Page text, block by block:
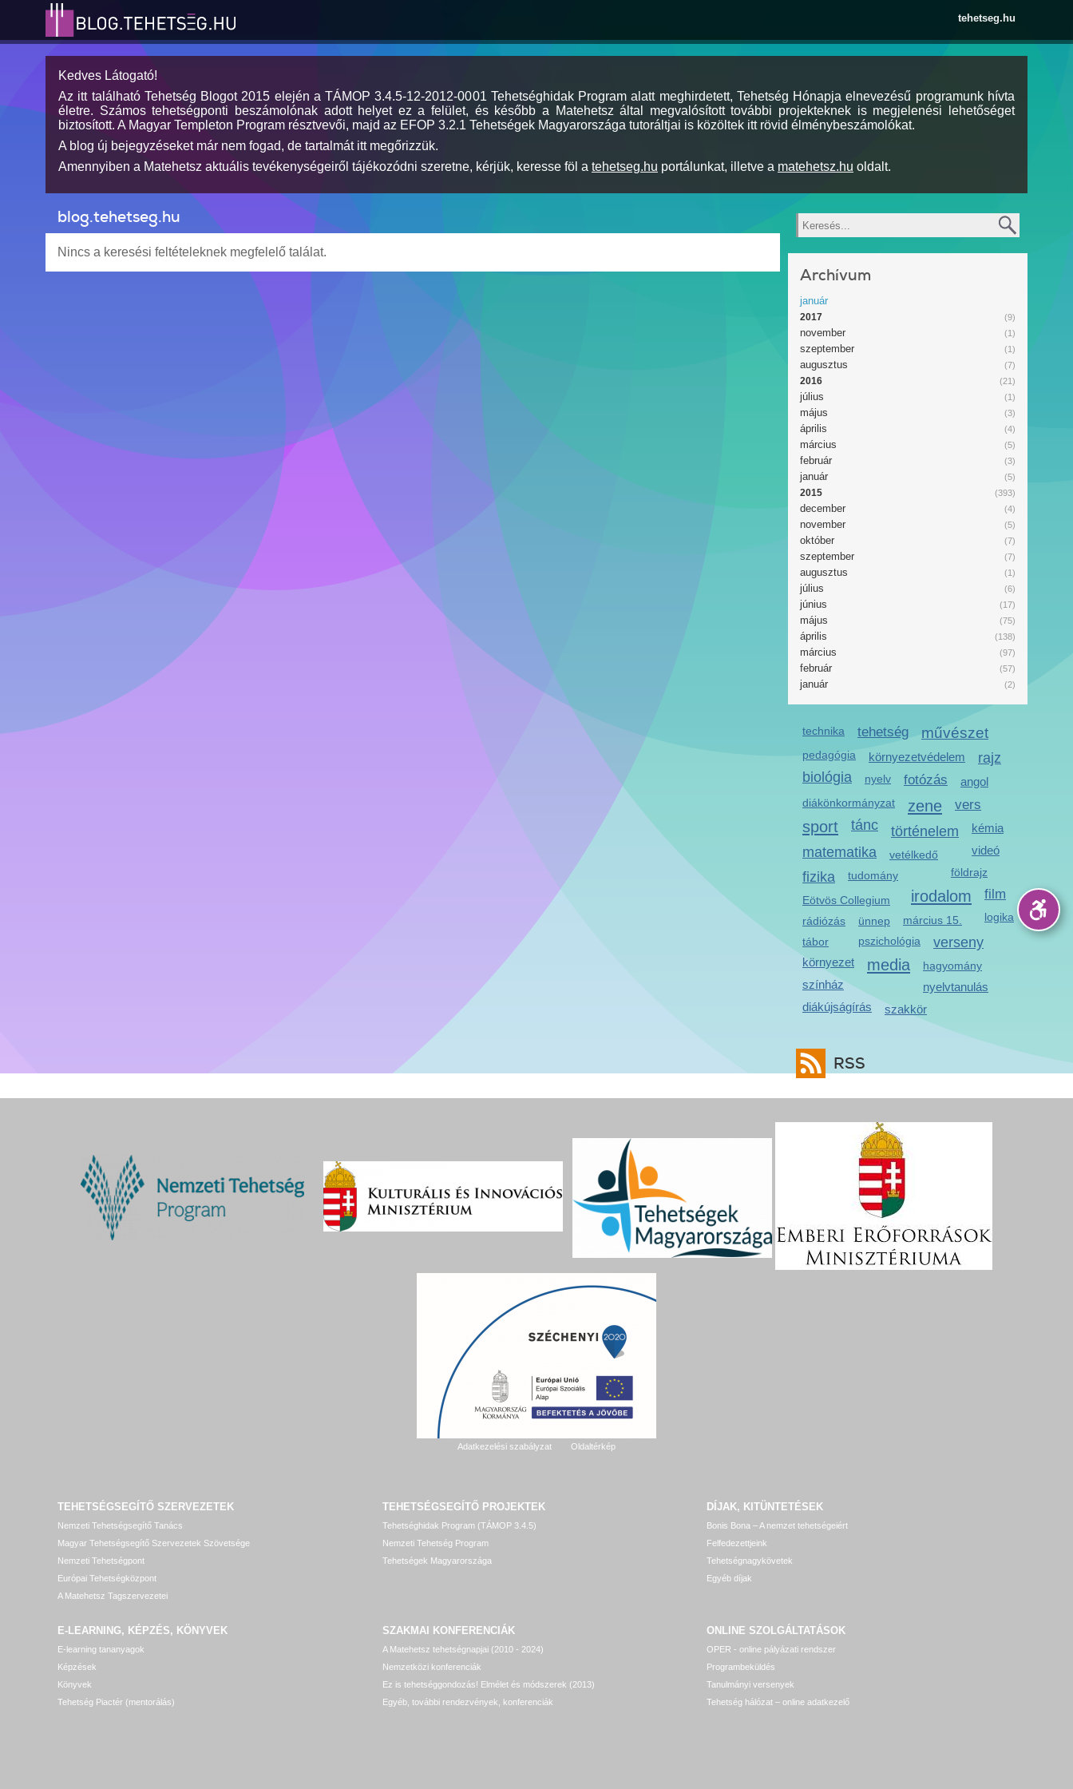
tehetseg.hu
Kedves Látogató!
Az itt található Tehetség Blogot 2015 elején a TÁMOP 3.4.5-12-2012-0001 Tehetséghidak Program alatt meghirdetett, Tehetség Hónapja elnevezésű programunk hívta
életre. Számos tehetségponti beszámolónak adott helyet ez a felület, és később a Matehetsz által megvalósított további projekteknek is megjelenési lehetőséget
biztosított. A Magyar Templeton Program résztvevői, majd az EFOP 3.2.1 Tehetségek Magyarországa tutoráltjai is közöltek itt rövid élménybeszámolókat.
A blog új bejegyzéseket már nem fogad, de tartalmát itt megőrizzük.
Amennyiben a Matehetsz aktuális tevékenységeiről tájékozódni szeretne, kérjük, keresse föl a tehetseg.hu portálunkat, illetve a matehetsz.hu oldalt.
blog.tehetseg.hu
Nincs a keresési feltételeknek megfelelő találat.
Keresés
Archívum
január
(9)
2017
(1)
november
(1)
szeptember
(7)
augusztus
(21)
2016
(1)
július
(3)
május
(4)
április
(5)
március
(3)
február
(5)
január
(393)
2015
(4)
december
(5)
november
(7)
október
(7)
szeptember
(1)
augusztus
(6)
július
(17)
június
(75)
május
(138)
április
(97)
március
(57)
február
(2)
január
technika tehetség művészet
pedagógia környezetvédelem
biológia
rajz
nyelv fotózás
diákönkormányzat
angol
zene vers
sport tánc történelem kémia
matematika videó
vetélkedő
földrajz
fizika tudomány
irodalom
Eötvös Collegium
március 15.
rádiózás
pszichológia
verseny
film
környezet media
logika
hagyomány
nyelvtanulás
ünnep
színház
diákújságírás
szakkör
tábor
RSS
Adatkezelési szabályzat Oldaltérkép
TEHETSÉGSEGÍTŐ SZERVEZETEK
Nemzeti Tehetségsegítő Tanács
Magyar Tehetségsegítő Szervezetek Szövetsége
Nemzeti Tehetségpont
Európai Tehetségközpont
A Matehetsz Tagszervezetei
TEHETSÉGSEGÍTŐ PROJEKTEK
Tehetséghidak Program (TÁMOP 3.4.5)
Nemzeti Tehetség Program
Tehetségek Magyarországa
DÍJAK, KITÜNTETÉSEK
Bonis Bona – A nemzet tehetségeiért
Felfedezettjeink
Tehetségnagykövetek
Egyéb díjak
E-LEARNING, KÉPZÉS, KÖNYVEK
E-learning tananyagok
Képzések
Könyvek
Tehetség Piactér (mentorálás)
SZAKMAI KONFERENCIÁK
A Matehetsz tehetségnapjai (2010 - 2024)
Nemzetközi konferenciák
Ez is tehetséggondozás! Elmélet és módszerek (2013)
Egyéb, további rendezvények, konferenciák
ONLINE SZOLGÁLTATÁSOK
OPER - online pályázati rendszer
Programbeküldés
Tanulmányi versenyek
Tehetség hálózat – online adatkezelő